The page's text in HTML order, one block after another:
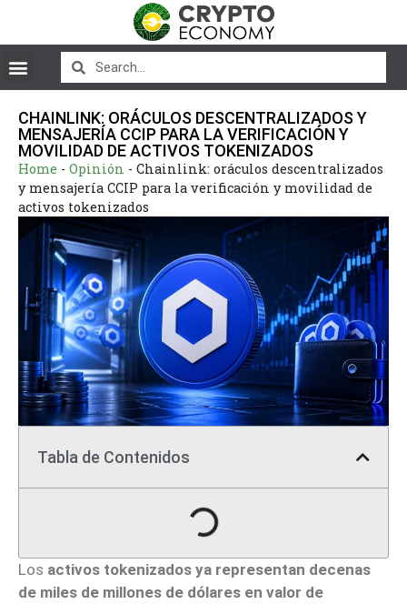
CHAINLINK: ORÁCULOS DESCENTRALIZADOS Y
MENSAJERÍA CCIP PARA LA VERIFICACIÓN Y
MOVILIDAD DE ACTIVOS TOKENIZADOS
Home - Opinión - Chainlink: oráculos descentralizados
y mensajería CCIP para la verificación y movilidad de
activos tokenizados
Tabla de Contenidos
Los activos tokenizados ya representan decenas
de miles de millones de dólares en valor de